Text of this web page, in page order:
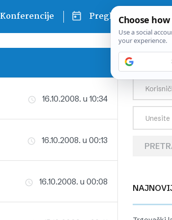
Konferencije Pregled dana
16.10.2008. u 10:34
16.10.2008. u 00:13
16.10.2008. u 00:08